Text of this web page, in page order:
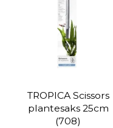
TROPICA Scissors
plantesaks 25cm
(708)